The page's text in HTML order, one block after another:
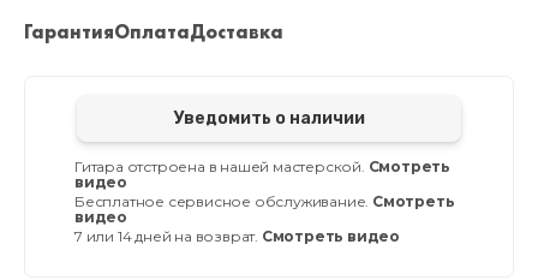
ГарантияОплатаДоставка
Уведомить о наличии
Гитара отстроена в нашей мастерской. Смотреть
видео
Бесплатное сервисное обслуживание. Смотреть
видео
7 или 14 дней на возврат. Смотреть видео